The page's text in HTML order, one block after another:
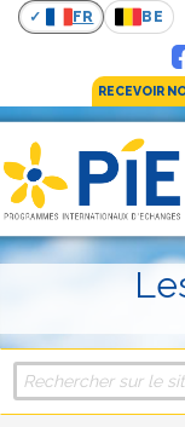
FR BE
RECEVOIR